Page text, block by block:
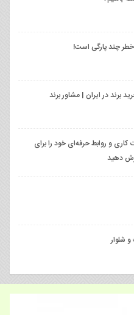
خطر چند پارگی است!
برند در ایران | مشاور برند
و روابط حرفه‌ای خود را برای
دهید
شلوار